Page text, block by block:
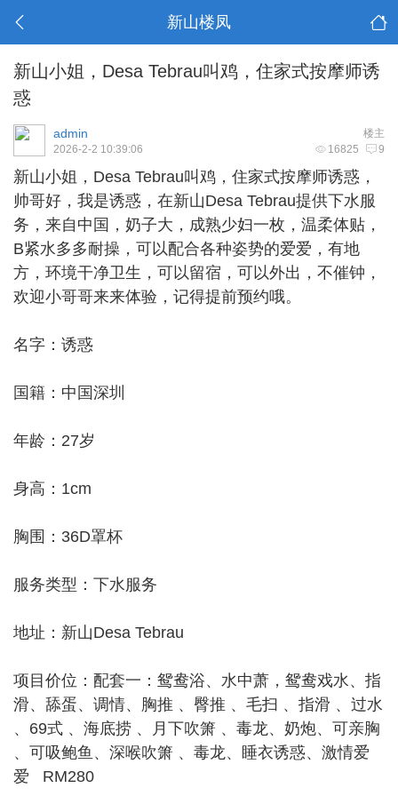
新山楼凤
新山小姐，Desa Tebrau叫鸡，住家式按摩师诱
惑
楼主
admin
16825 9
2026-2-2 10:39:06
新山小姐 ，Desa Tebrau叫鸡，住家式按摩师诱惑，
帅哥好，我是诱惑，在新山Desa Tebrau提供下水服
务，来自中国，奶子大，成熟少妇一枚，温柔体贴，
B紧水多多耐操，可以配合各种姿势的爱爱，有地
方，环境干净卫生，可以留宿，可以外出，不催钟，
欢迎小哥哥来来体验，记得提前预约哦。
名字：诱惑
国籍：中国深圳
年龄：27岁
身高：1cm
胸围：36D罩杯
服务类型：下水服务
地址：新山Desa Tebrau
项目价位：配套一：鸳鸯浴、水中萧，鸳鸯戏水、指
滑、舔蛋、调情、胸推 、臀推 、毛扫 、指滑 、过水
、69式 、海底捞 、月下吹箫 、毒龙、奶炮、可亲胸
、可吸鲍鱼、深喉吹箫 、毒龙、睡衣诱惑、激情爱
爱 RM280